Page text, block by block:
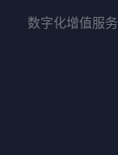
数字化增值服务